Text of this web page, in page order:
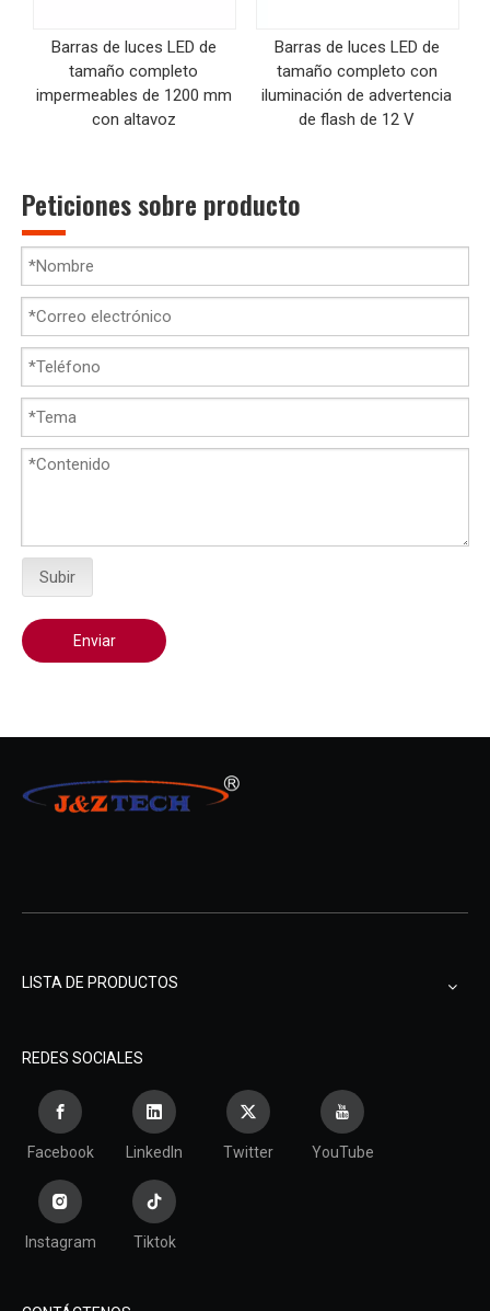
Barras de luces LED de
tamaño completo
impermeables de 1200 mm
con altavoz
Barras de luces LED de
tamaño completo con
iluminación de advertencia
de flash de 12 V
Peticiones sobre producto
Subir
Enviar
LISTA DE PRODUCTOS
REDES SOCIALES
Facebook LinkedIn Twitter YouTube
Instagram Tiktok